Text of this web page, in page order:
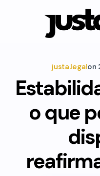
justa.legalon
o que